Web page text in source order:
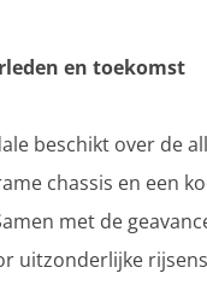
en toekomst
beschikt over de
chassis en een
met de
uitzonderlijke